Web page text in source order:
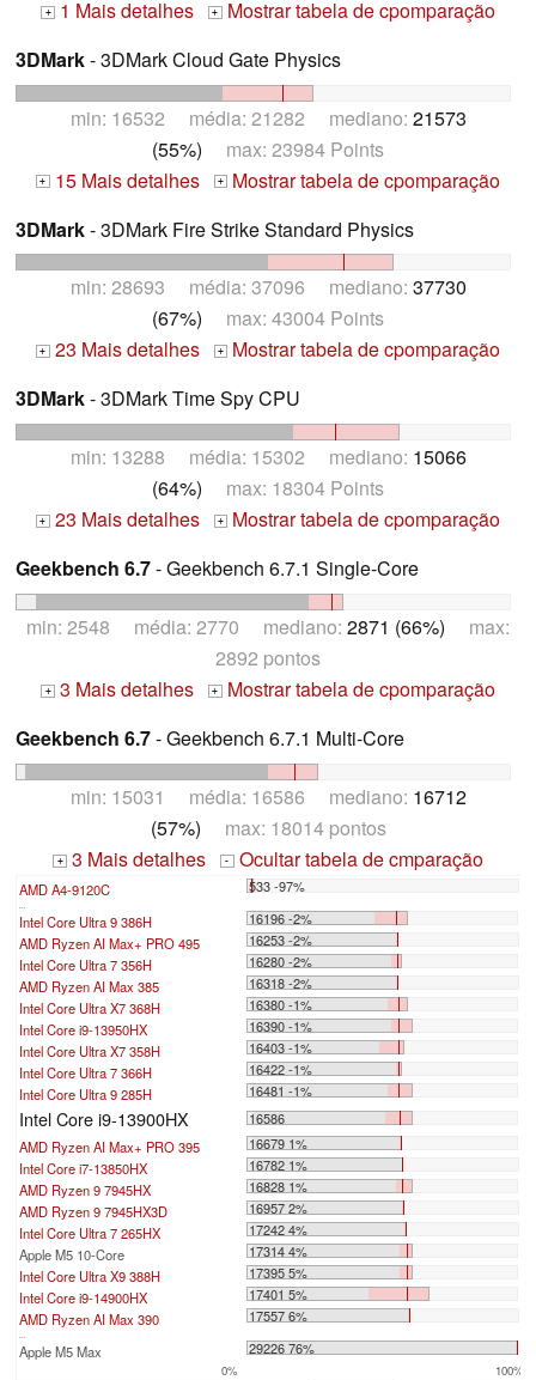
+ 1 Mais detalhes + Mostrar tabela de cpomparação
3DMark- 3DMark Cloud Gate Physics
min: 16532 média: 21282 mediano: 21573
(55%) max: 23984 Points
+ 15 Mais detalhes +
Mostrar tabela de cpomparação
3DMark- 3DMark Fire Strike Standard Physics
min: 28693 média: 37096 mediano: 37730
(67%) max: 43004 Points
+ 23 Mais detalhes +
Mostrar tabela de cpomparação
3DMark- 3DMark Time Spy CPU
min: 13288 média: 15302 mediano: 15066
(64%) max: 18304 Points
+ 23 Mais detalhes +
Mostrar tabela de cpomparação
Geekbench 6.7- Geekbench 6.7.1 Single-Core
min: 2548 média: 2770 mediano: 2871 (66%) max:
2892 pontos
+ 3 Mais detalhes + Mostrar tabela de cpomparação
Geekbench 6.7- Geekbench 6.7.1 Multi-Core
min: 15031 média: 16586 mediano: 16712
(57%) max: 18014 pontos
+ 3 Mais detalhes - Ocultar tabela de cmparação
AMD A4-9120C 533 -97%
...
Intel Core Ultra 9 386H
16196 -2%
AMD Ryzen AI Max+ PRO 495
16253 -2%
Intel Core Ultra 7 356H
16280 -2%
AMD Ryzen AI Max 385
16318 -2%
Intel Core Ultra X7 368H
16380 -1%
Intel Core i9-13950HX
16390 -1%
Intel Core Ultra X7 358H
16403 -1%
Intel Core Ultra 7 366H
16422 -1%
Intel Core Ultra 9 285H
16481 -1%
Intel Core i9-13900HX
16586
AMD Ryzen AI Max+ PRO 395
16679 1%
Intel Core i7-13850HX
16782 1%
AMD Ryzen 9 7945HX
16828 1%
AMD Ryzen 9 7945HX3D
16957 2%
Intel Core Ultra 7 265HX
17242 4%
Apple M5 10-Core
17314 4%
Intel Core Ultra X9 388H
17395 5%
Intel Core i9-14900HX
17401 5%
AMD Ryzen AI Max 390
17557 6%
...
Apple M5 Max 29226 76%
0% 100%